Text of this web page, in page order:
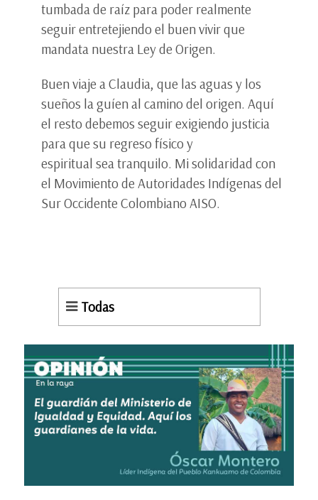
tumbada de raíz para poder realmente
seguir entretejiendo el buen vivir que
mandata nuestra Ley de Origen.
Buen viaje a Claudia, que las aguas y los
sueños la guíen al camino del origen. Aquí
el resto debemos seguir exigiendo justicia
para que su regreso físico y
espiritual sea tranquilo. Mi solidaridad con
el Movimiento de Autoridades Indígenas del
Sur Occidente Colombiano AISO.
Todas